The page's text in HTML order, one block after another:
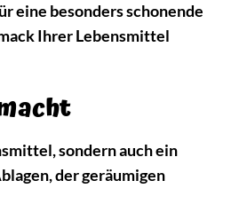
eine besonders schonende
Ihrer Lebensmittel
sondern auch ein
der geräumigen